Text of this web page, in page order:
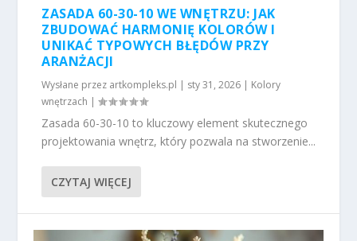
ZASADA 60-30-10 WE WNĘTRZU: JAK
ZBUDOWAĆ HARMONIĘ KOLORÓW I
UNIKAĆ TYPOWYCH BŁĘDÓW PRZY
ARANŻACJI
Wysłane przez artkompleks.pl | sty 31, 2026 | Kolory
wnętrzach |
Zasada 60-30-10 to kluczowy element skutecznego
projektowania wnętrz, który pozwala na stworzenie...
CZYTAJ WIĘCEJ